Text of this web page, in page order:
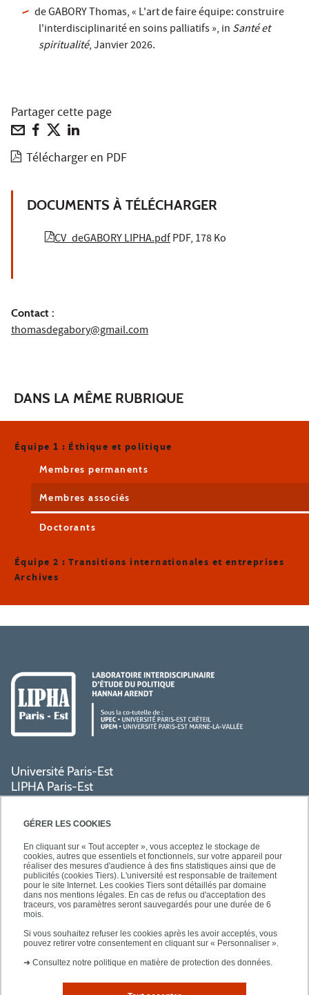
GÉRER LES COOKIES
En cliquant sur « Tout accepter », vous acceptez le stockage de
cookies, autres que essentiels et fonctionnels, sur votre appareil pour
réaliser des mesures d'audience à des fins statistiques ainsi que de
publicités (cookies Tiers). L'université est responsable de traitement
pour le site Internet. Les cookies Tiers sont détaillés par domaine
dans nos mentions légales. En cas de refus ou d'acceptation des
traceurs, vos paramètres seront sauvegardés pour une durée de 6
mois.
Si vous souhaitez refuser les cookies après les avoir acceptés, vous
pouvez retirer votre consentement en cliquant sur « Personnaliser ».
➜ Consultez notre politique en matière de protection des données.
de GABORY Thomas, « L'art de faire équipe: construire
l'interdisciplinarité en soins palliatifs », in Santé et
spiritualité, Janvier 2026.
Partager cette page
Télécharger en PDF
DOCUMENTS À TÉLÉCHARGER
CV_deGABORY LIPHA.pdfPDF, 178 Ko
Contact :
thomasdegabory@gmail.com
DANS LA MÊME RUBRIQUE
Équipe 1 : Éthique et politique
Membres permanents
Membres associés
Doctorants
Équipe 2 : Transitions internationales et entreprises
Archives
Université Paris-Est
LIPHA Paris-Est
Campus Centre de Créteil
61, avenue du Général de Gaulle
PRATIQUE
ACCÈS RAPIDES